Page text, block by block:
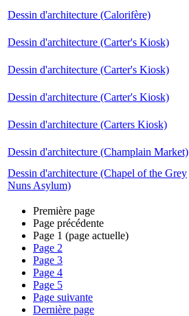
Dessin d'architecture (Calorifère)
Dessin d'architecture (Carter's Kiosk)
Dessin d'architecture (Carter's Kiosk)
Dessin d'architecture (Carter's Kiosk)
Dessin d'architecture (Carters Kiosk)
Dessin d'architecture (Champlain Market)
Dessin d'architecture (Chapel of the Grey
Nuns Asylum)
Première page
Page précédente
Page 1 (page actuelle)
Page 2
Page 3
Page 4
Page 5
Page suivante
Dernière page